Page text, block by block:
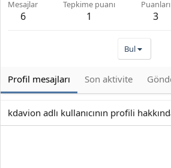
Mesajlar
6
Tepkime puanı
1
Puanları
3
Bul
Profil mesajları Son aktivite
kdavion adlı kullanıcının profili